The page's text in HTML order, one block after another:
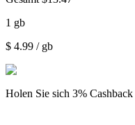
1 gb
$ 4.99 / gb
Holen Sie sich 3% Cashback